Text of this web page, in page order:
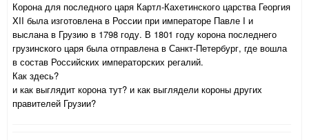
Корона для последного царя Картл-Кахетинского царства Георгия
XII была изготовлена в России при императоре Павле I и
выслана в Грузию в 1798 году. В 1801 году корона последнего
грузинского царя была отправлена в Санкт-Петербург, где вошла
в состав Российских императорских регалий.
Как здесь?
и как выглядит корона тут? и как выглядели короны других
правителей Грузии?